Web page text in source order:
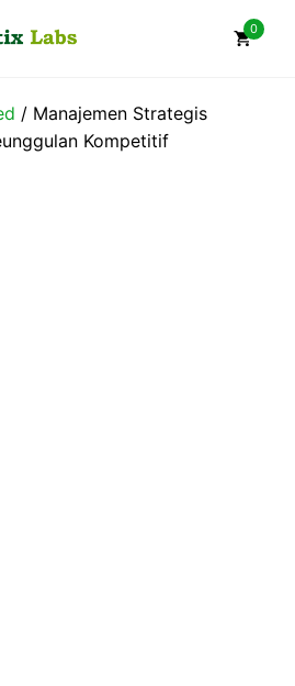
0
/ Manajemen Strategis
Kompetitif